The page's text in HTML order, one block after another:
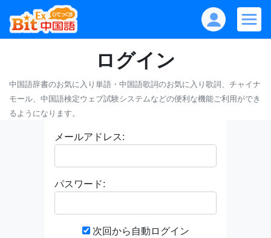
ログイン
中国語辞書のお気に入り単語・中国語歌詞のお気に入り歌詞、チャイナ
モール、中国語検定ウェブ試験システムなどの便利な機能ご利用ができ
るようになります。
メールアドレス:
パスワード:
次回から自動ログイン